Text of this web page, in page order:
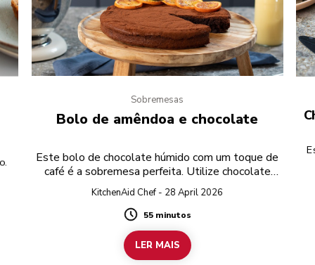
Sobremesas
Bolo de amêndoa e chocolate
Este bolo de chocolate húmido com um toque de
café é a sobremesa perfeita. Utilize chocolate
preto sem glúten para preparar a receita
completamente sem glúten.
KitchenAid Chef - 28 April 2026
Duration
55 minutos
LER MAIS